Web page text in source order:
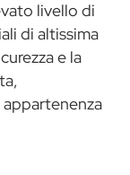
livello di
di altissima
e la